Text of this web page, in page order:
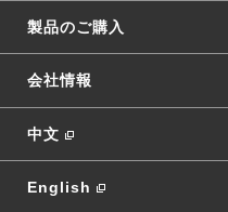
製品のご購入
会社情報
中文
English